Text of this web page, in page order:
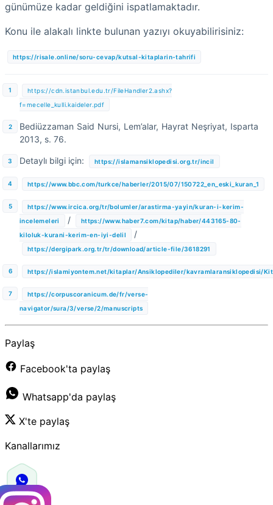
günümüze kadar geldiğini ispatlamaktadır.
Konu ile alakalı linkte bulunan yazıyı okuyabilirisiniz:
https://risale.online/soru-cevap/kutsal-kitaplarin-tahrifi
https://cdn.istanbul.edu.tr/FileHandler2.ashx?
f=mecelle_kulli.kaideler.pdf
Bediüzzaman Said Nursi, Lem’alar, Hayrat Neşriyat, Isparta
2013, s. 76.
Detaylı bilgi için: https://islamansiklopedisi.org.tr/incil
https://www.bbc.com/turkce/haberler/2015/07/150722_en_eski_kuran_1
https://www.ircica.org/tr/bolumler/arastirma-yayin/kuran-i-kerim-
incelemeleri
/
https://www.haber7.com/kitap/haber/443165-80-
kiloluk-kurani-kerim-en-iyi-delil
/
https://dergipark.org.tr/tr/download/article-file/3618291
https://islamiyontem.net/kitaplar/Ansiklopediler/kavramlaransiklopedisi/
https://corpuscoranicum.de/fr/verse-
navigator/sura/3/verse/2/manuscripts
Paylaş
Facebook'ta paylaş
Whatsapp'da paylaş
X'te paylaş
Kanallarımız